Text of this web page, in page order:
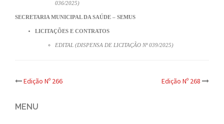
036/2025)
SECRETARIA MUNICIPAL DA SAÚDE – SEMUS
LICITAÇÕES E CONTRATOS
EDITAL (DISPENSA DE LICITAÇÃO Nº 039/2025)
Post
navigation
Edição Nº 266 Edição Nº 268
MENU